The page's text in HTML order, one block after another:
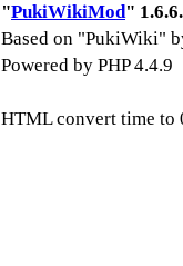
"PukiWikiMod"
Based on "PukiWiki"
Powered by PHP 4.4.9
HTML convert time to